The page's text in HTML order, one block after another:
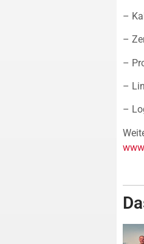
–
–
–
–
–